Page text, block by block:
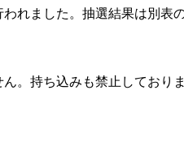
れました。抽選結果は別表
。持ち込みも禁止しておりま